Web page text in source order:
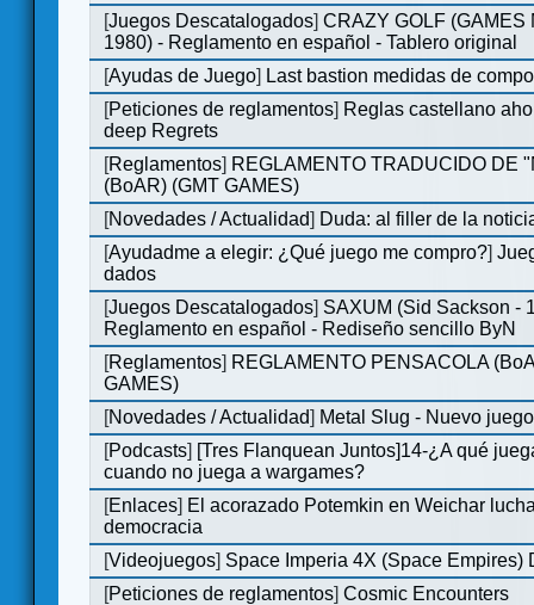
[Juegos Descatalogados]CRAZY GOLF (GAMES
1980) - Reglamento en español - Tablero original
[Ayudas de Juego] Last bastion medidas de
[Peticiones de reglamentos] Reglas castellano
deep Regrets
[Reglamentos] REGLAMENTO TRADUCIDO DE
(BoAR) (GMT GAMES)
[Novedades / Actualidad] Duda: al filler de la
[Ayudadme a elegir: ¿Qué juego me compro?]
dados
[Juegos Descatalogados] SAXUM (Sid Sackson -
Reglamento en español - Rediseño sencillo ByN
[Reglamentos] REGLAMENTO PENSACOLA
GAMES)
[Novedades / Actualidad] Metal Slug - Nuevo
[Podcasts] [Tres Flanquean Juntos]14-¿A qué
cuando no juega a wargames?
[Enlaces] El acorazado Potemkin en Weichar
democracia
[Videojuegos] Space Imperia 4X (Space Empires)
[Peticiones de reglamentos]Cosmic Encounters